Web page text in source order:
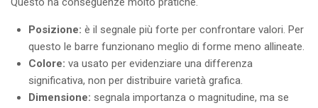
Posizione: è il segnale più forte per confrontare valori. Per
questo le barre funzionano meglio di forme meno allineate.
Colore: va usato per evidenziare una differenza
significativa, non per distribuire varietà grafica.
Dimensione: segnala importanza o magnitudine, ma se